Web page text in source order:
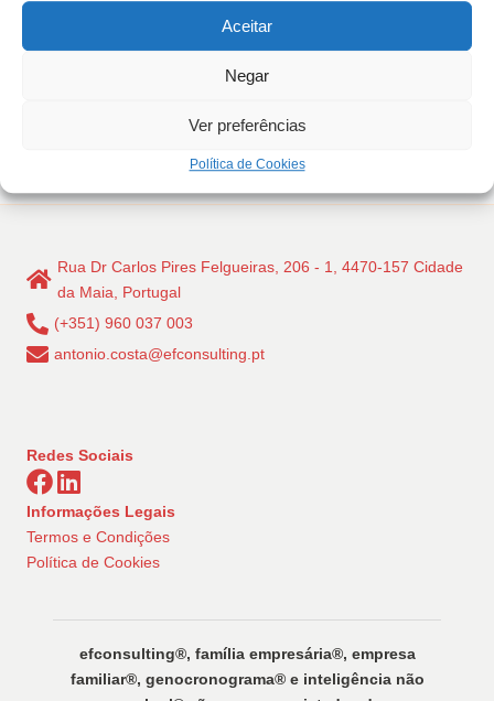
Aceitar
Negar
Ver preferências
Política de Cookies
Rua Dr Carlos Pires Felgueiras, 206 - 1, 4470-157 Cidade
da Maia, Portugal
(+351) 960 037 003
antonio.costa@efconsulting.pt
Redes Sociais
Informações Legais
Termos e Condições
Política de Cookies
efconsulting®️, família empresária®️, empresa
familiar®️, genocronograma®️ e inteligência não